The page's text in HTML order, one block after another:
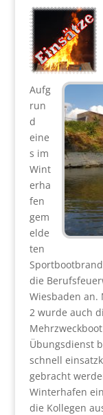
Aufg
run
d
eine
s im
Wint
erha
fen
gem
elde
ten
die
Wiesbaden an.
2 wurde auch
Übungsdienst
schnell
gebracht
Winterhafen
die Kollegen